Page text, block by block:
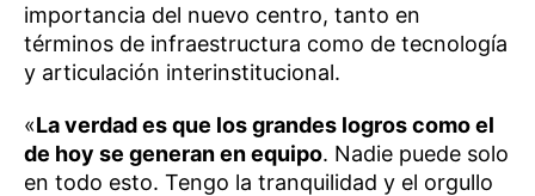
importancia del nuevo centro, tanto en
términos de infraestructura como de tecnología
y articulación interinstitucional.
«La verdad es que los grandes logros como el
de hoy se generan en equipo. Nadie puede solo
en todo esto. Tengo la tranquilidad y el orgullo